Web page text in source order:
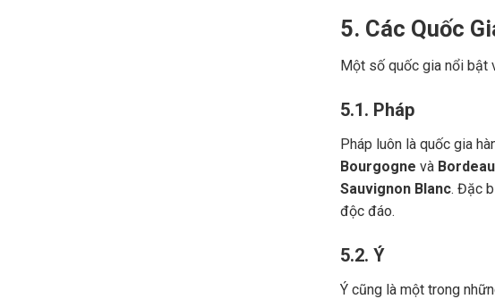
5. Các Quốc
Một số quốc gia nổi bật
5.1. Pháp
Pháp luôn là quốc gia
Bourgogne và
Sauvignon Blanc. Đặc
độc đáo.
5.2. Ý
Ý cũng là một trong